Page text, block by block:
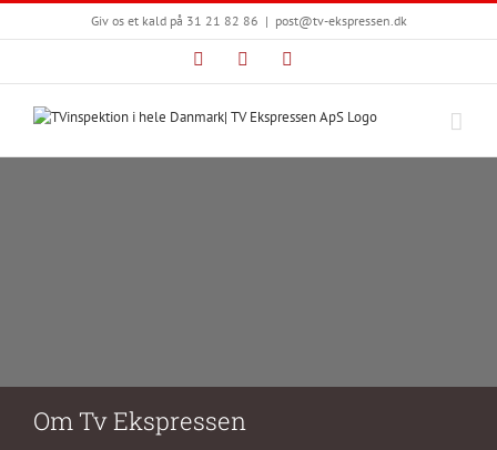
Skip
Giv os et kald på 31 21 82 86 | post@tv-ekspressen.dk
FacebookInstagram
Om Tv Ekspressen